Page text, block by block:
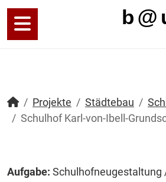
Projekte Städtebau
Schulhof Karl-von-Ibell-
Aufgabe: Schulhofneugestaltung